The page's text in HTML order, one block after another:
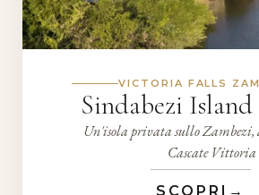
VICTORIA FALLS
Sindabezi
Un'isola privata sullo Zambezi,
Cascate Vittoria
SCOPRI →